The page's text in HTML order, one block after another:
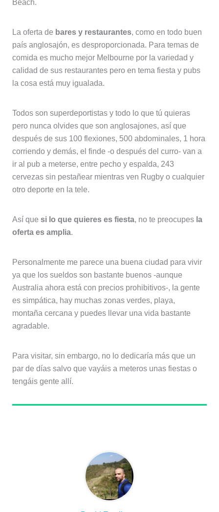
Beach.
La oferta de bares y restaurantes, como en todo buen
país anglosajón, es desproporcionada. Para temas de
comida es mucho mejor Melbourne por la variedad y
calidad de sus restaurantes pero en tema fiesta y pubs
la cosa está muy igualada.
Todos son superdeportistas y todo lo que tú quieras
pero nunca olvides que son anglosajones, así que
después de sus 100 flexiones, 500 abdominales, 1 hora
corriendo y demás, el finde -o después del curro- van a
ir al pub a meterse, entre pecho y espalda, 243
cervezas sin pestañear mientras ven Rugby o cualquier
otro deporte en la tele.
Así que si lo que quieres es fiesta, no te preocupes la
oferta es amplia.
Personalmente me parece una buena ciudad para vivir
ya que los sueldos son bastante buenos -aunque
Australia ahora está con precios prohibitivos-, la gente
es simpática, hay muchas zonas verdes, playa,
montaña cercana y puedes llevar una vida bastante
agradable.
Para visitar, sin embargo, no lo dedicaría más que un
par de días salvo que vayáis a meteros unas fiestas o
tengáis gente allí.